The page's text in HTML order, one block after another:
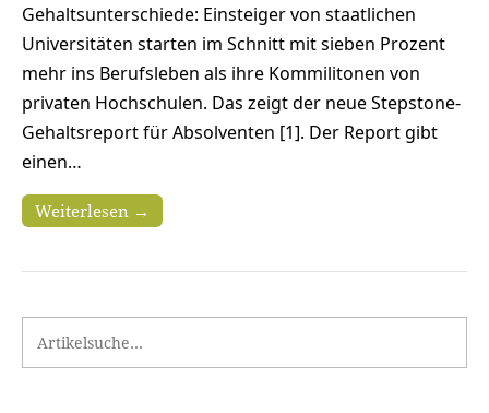
Gehaltsunterschiede: Einsteiger von staatlichen
Universitäten starten im Schnitt mit sieben Prozent
mehr ins Berufsleben als ihre Kommilitonen von
privaten Hochschulen. Das zeigt der neue Stepstone-
Gehaltsreport für Absolventen [1]. Der Report gibt
einen…
Weiterlesen →